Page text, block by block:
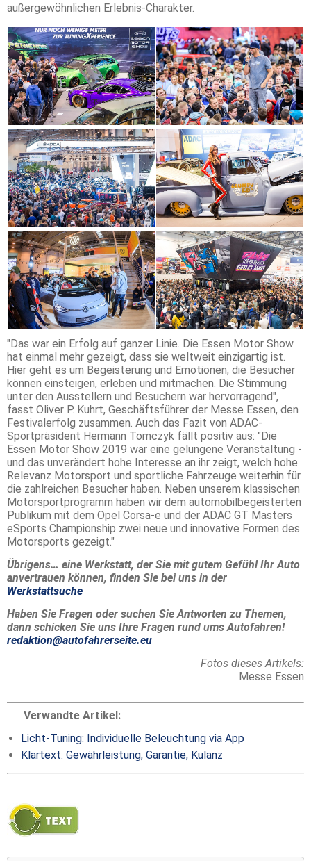
außergewöhnlichen Erlebnis-Charakter.
"Das war ein Erfolg auf ganzer Linie. Die Essen Motor Show
hat einmal mehr gezeigt, dass sie weltweit einzigartig ist.
Hier geht es um Begeisterung und Emotionen, die Besucher
können einsteigen, erleben und mitmachen. Die Stimmung
unter den Ausstellern und Besuchern war hervorragend",
fasst Oliver P. Kuhrt, Geschäftsführer der Messe Essen, den
Festivalerfolg zusammen. Auch das Fazit von ADAC-
Sportpräsident Hermann Tomczyk fällt positiv aus: "Die
Essen Motor Show 2019 war eine gelungene Veranstaltung -
und das unverändert hohe Interesse an ihr zeigt, welch hohe
Relevanz Motorsport und sportliche Fahrzeuge weiterhin für
die zahlreichen Besucher haben. Neben unserem klassischen
Motorsportprogramm haben wir dem automobilbegeisterten
Publikum mit dem Opel Corsa-e und der ADAC GT Masters
eSports Championship zwei neue und innovative Formen des
Motorsports gezeigt."
Übrigens… eine Werkstatt, der Sie mit gutem Gefühl Ihr Auto
anvertrauen können, finden Sie bei uns in der
Werkstattsuche
Haben Sie Fragen oder suchen Sie Antworten zu Themen,
dann schicken Sie uns Ihre Fragen rund ums Autofahren!
redaktion@autofahrerseite.eu
Fotos dieses Artikels:
Messe Essen
Verwandte Artikel:
Licht-Tuning: Individuelle Beleuchtung via App
Klartext: Gewährleistung, Garantie, Kulanz